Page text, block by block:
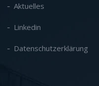
Aktuelles
Linkedin
Datenschutzerklärung